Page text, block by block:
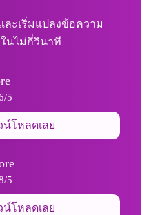
ละเริ่มแปลงข้อความ
ในไม่กี่วินาที
5
น์โหลดเลย
5
น์โหลดเลย